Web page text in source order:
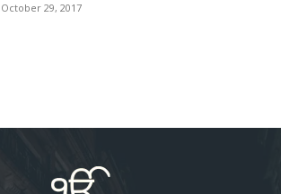
October 29, 2017